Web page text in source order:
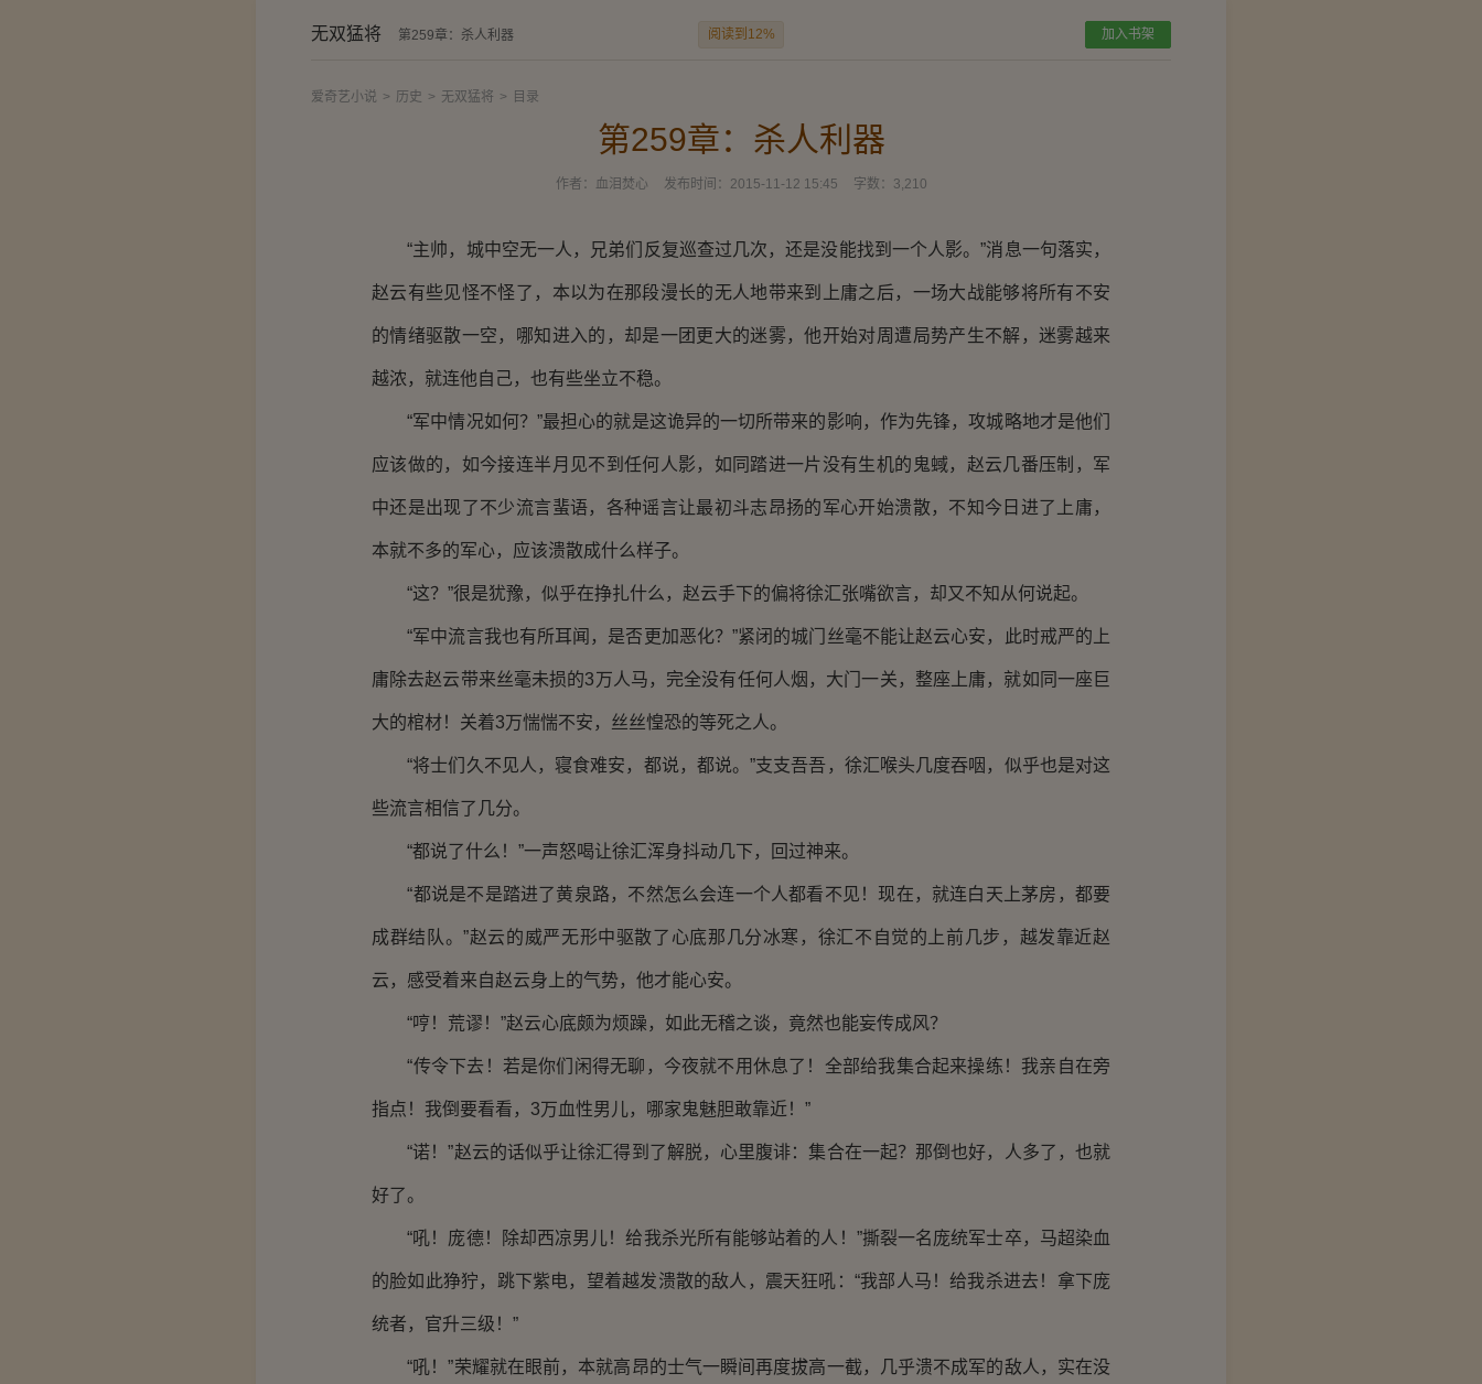
无双猛将 第259章：杀人利器 阅读到12% 加入书架
爱奇艺小说 > 历史 > 无双猛将 > 目录
第259章：杀人利器
作者： 血泪焚心 发布时间： 2015-11-12 15:45 字数： 3,210
“主帅，城中空无一人，兄弟们反复巡查过几次，还是没能找到一个人影。”消息一句落实，
赵云有些见怪不怪了，本以为在那段漫长的无人地带来到上庸之后，一场大战能够将所有不安
的情绪驱散一空，哪知进入的，却是一团更大的迷雾，他开始对周遭局势产生不解，迷雾越来
越浓，就连他自己，也有些坐立不稳。
“军中情况如何？”最担心的就是这诡异的一切所带来的影响，作为先锋，攻城略地才是他们
应该做的，如今接连半月见不到任何人影，如同踏进一片没有生机的鬼蜮，赵云几番压制，军
中还是出现了不少流言蜚语，各种谣言让最初斗志昂扬的军心开始溃散，不知今日进了上庸，
本就不多的军心，应该溃散成什么样子。
“这？”很是犹豫，似乎在挣扎什么，赵云手下的偏将徐汇张嘴欲言，却又不知从何说起。
“军中流言我也有所耳闻，是否更加恶化？”紧闭的城门丝毫不能让赵云心安，此时戒严的上
庸除去赵云带来丝毫未损的3万人马，完全没有任何人烟，大门一关，整座上庸，就如同一座巨
大的棺材！关着3万惴惴不安，丝丝惶恐的等死之人。
“将士们久不见人，寝食难安，都说，都说。”支支吾吾，徐汇喉头几度吞咽，似乎也是对这
些流言相信了几分。
“都说了什么！”一声怒喝让徐汇浑身抖动几下，回过神来。
“都说是不是踏进了黄泉路，不然怎么会连一个人都看不见！现在，就连白天上茅房，都要
成群结队。”赵云的威严无形中驱散了心底那几分冰寒，徐汇不自觉的上前几步，越发靠近赵
云，感受着来自赵云身上的气势，他才能心安。
“哼！荒谬！”赵云心底颇为烦躁，如此无稽之谈，竟然也能妄传成风？
“传令下去！若是你们闲得无聊，今夜就不用休息了！全部给我集合起来操练！我亲自在旁
指点！我倒要看看，3万血性男儿，哪家鬼魅胆敢靠近！”
“诺！”赵云的话似乎让徐汇得到了解脱，心里腹诽：集合在一起？那倒也好，人多了，也就
好了。
“吼！庞德！除却西凉男儿！给我杀光所有能够站着的人！”撕裂一名庞统军士卒，马超染血
的脸如此狰狞，跳下紫电，望着越发溃散的敌人，震天狂吼：“我部人马！给我杀进去！拿下庞
统者，官升三级！”
“吼！”荣耀就在眼前，本就高昂的士气一瞬间再度拔高一截，几乎溃不成军的敌人，实在没